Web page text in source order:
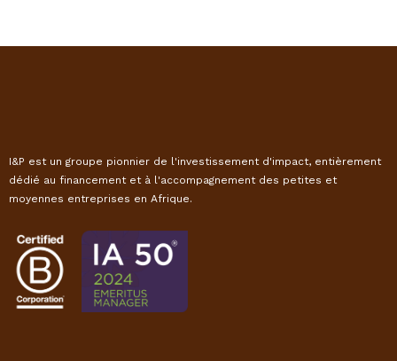
I&P est un groupe pionnier de l'investissement d'impact, entièrement
dédié au financement et à l'accompagnement des petites et
moyennes entreprises en Afrique.